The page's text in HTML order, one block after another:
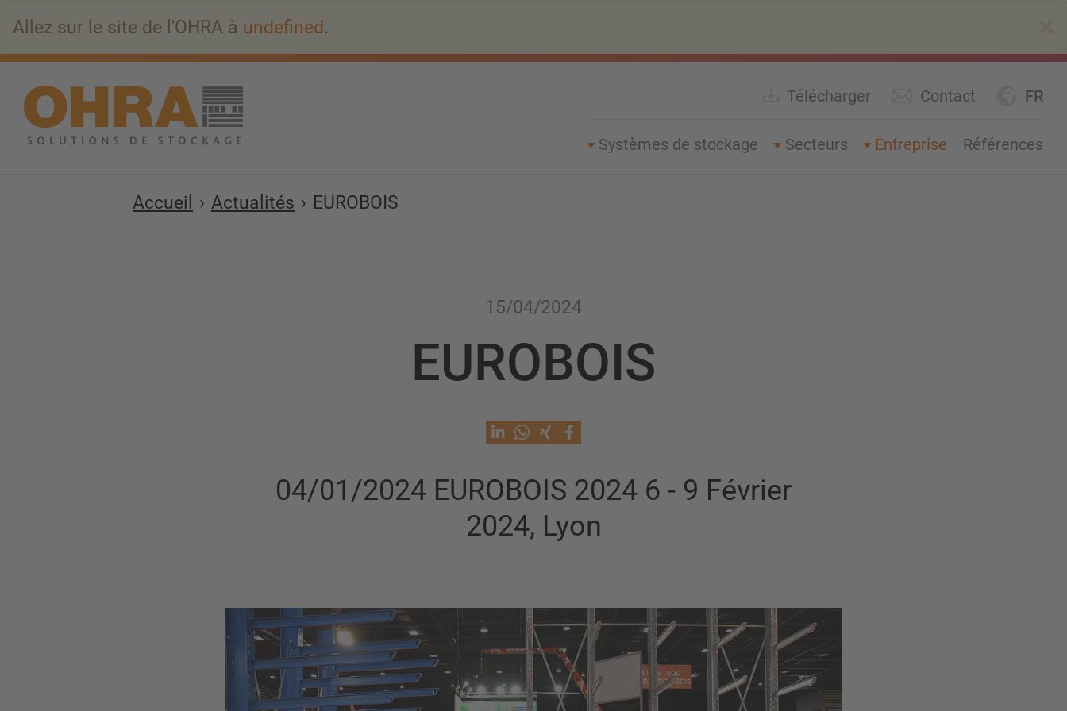
principal
Allez sur le site de l'OHRA à undefined.
FR
Télécharger Contact
Systèmes de stockage Secteurs Entreprise Références
Accueil Actualités EUROBOIS
15/04/2024
EUROBOIS
04/01/2024 EUROBOIS 2024 6 - 9 Février
2024, Lyon